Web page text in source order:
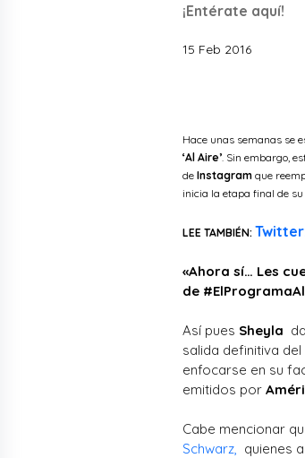
¡Entérate aquí!
15 Feb 2016
Hace unas semanas se
‘Al Aire’ . Sin embargo,
de Instagram que
inicia la etapa final de su
LEE TAMBIÉN:
«Ahora sí… Les
de
Así pues Sheyla
salida definitiva
enfocarse en su
emitidos por
Cabe mencionar
Schwarz,
quienes